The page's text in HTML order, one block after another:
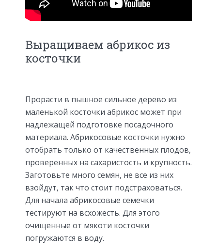
Выращиваем абрикос из
косточки
Прорасти в пышное сильное дерево из
маленькой косточки абрикос может при
надлежащей подготовке посадочного
материала. Абрикосовые косточки нужно
отобрать только от качественных плодов,
проверенных на сахаристость и крупность.
Заготовьте много семян, не все из них
взойдут, так что стоит подстраховаться.
Для начала абрикосовые семечки
тестируют на всхожесть. Для этого
очищенные от мякоти косточки
погружаются в воду.